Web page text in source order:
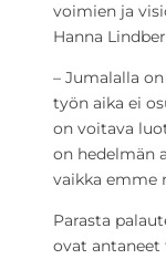
voimien ja
Hanna
– Jumalalla
työn aika ei
on voitava
on hedelmän
vaikka emme
Parasta
ovat